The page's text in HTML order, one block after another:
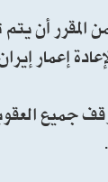
المقرر أن
جميع